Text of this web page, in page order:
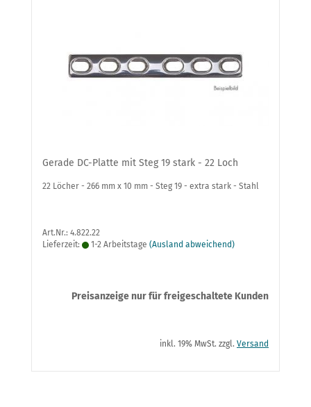
Gerade DC-Platte mit Steg 19 stark - 22 Loch
22 Löcher - 266 mm x 10 mm - Steg 19 - extra stark - Stahl
Art.Nr.: 4.822.22
Lieferzeit:
1-2 Arbeitstage (Ausland abweichend)
Preisanzeige nur für freigeschaltete Kunden
inkl. 19% MwSt. zzgl. Versand